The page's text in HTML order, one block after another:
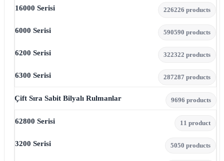
16000 Serisi 226226 products
6000 Serisi 590590 products
6200 Serisi 322322 products
6300 Serisi 287287 products
Çift Sıra Sabit Bilyalı Rulmanlar 9696 products
62800 Serisi 11 product
3200 Serisi 5050 products